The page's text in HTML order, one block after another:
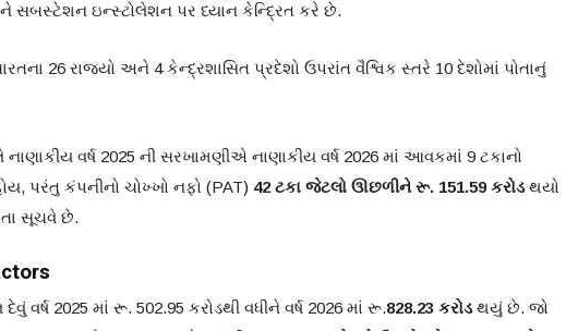
સબસ્ટેશન ઇન્સ્ટોલેશન પર ધ્યાન કેન્દ્રિત કરે છે.
26 રાજ્યો અને 4 કેન્દ્રશાસિત પ્રદેશો ઉપરાંત વૈશ્વિક સ્તરે 10 દેશોમાં પોતાનું
વર્ષ 2025 ની સરખામણીએ નાણાકીય વર્ષ 2026 માં આવકમાં 9 ટકાનો
પરંતુ કંપનીનો ચોખ્ખો નફો (PAT) 42 ટકા જેટલો ઊછળીને રૂ. 151.59 કરોડથયો
સૂચવે છે.
વર્ષ 2025 માં રૂ. 502.95 કરોડથી વધીને વર્ષ 2026 માં રૂ.828.23 કરોડથયું છે. જો